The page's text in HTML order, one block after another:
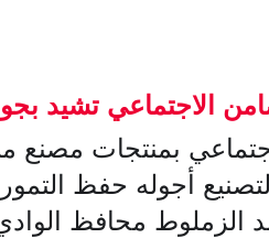
الاجتماعي تشيد
بمنتجات
أجوله حفظ
الزملوط محافظ